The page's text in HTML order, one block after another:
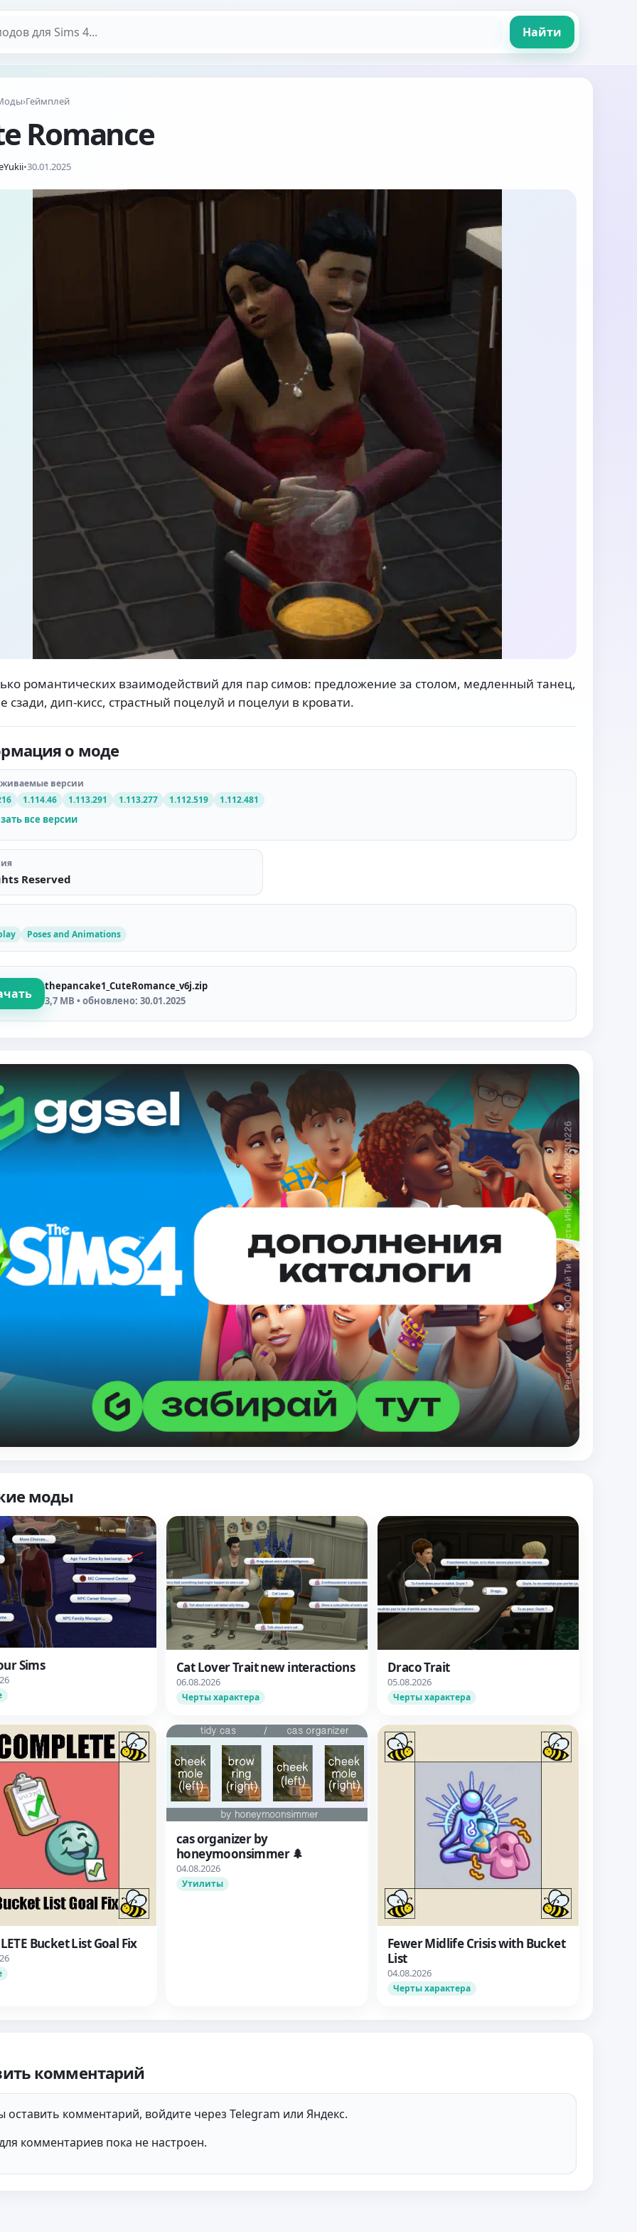
Найти
›Геймплей
Romance
•30.01.2025
романтических взаимодействий для пар симов: предложение за столом, медленный танец,
сзади, дип-кисс, страстный поцелуй и поцелуи в кровати.
о моде
версии
1.114.46 1.113.291 1.113.277 1.112.519 1.112.481
все версии
Reserved
Poses and Animations
thepancake1_CuteRomance_v6j.zip
3,7 MB • обновлено: 30.01.2025
моды
Sims Cat Lover Trait new interactions
06.08.2026
Черты характера
Draco Trait
05.08.2026
Черты характера
Bucket List Goal Fix
cas organizer by
honeymoonsimmer 🌲
04.08.2026
Утилиты
Fewer Midlife Crisis with Bucket
List
04.08.2026
Черты характера
комментарий
оставить комментарий, войдите через Telegram или Яндекс.
комментариев пока не настроен.